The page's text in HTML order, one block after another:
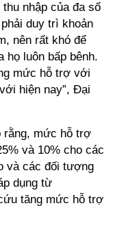
nhập của đa số
duy trì khoản
nên rất khó để
họ luôn bấp bênh.
mức hỗ trợ với
hiện nay”, Đại
rằng, mức hỗ trợ
và 10% cho các
và các đối tượng
dụng từ
tăng mức hỗ trợ